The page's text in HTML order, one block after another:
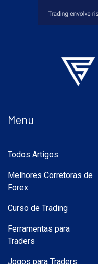
Menu
Todos Artigos
Melhores Corretoras de
Forex
Curso de Trading
Ferramentas para
Traders
Jogos para Traders